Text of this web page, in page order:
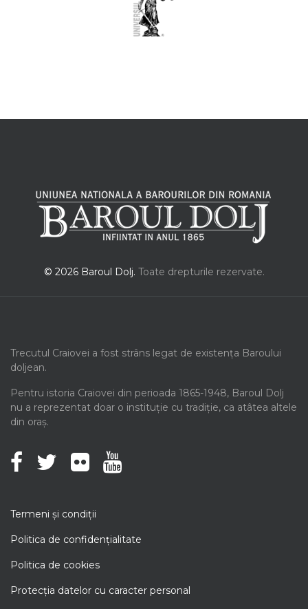
© 2026 Baroul Dolj. Toate drepturile rezervate.
Trecutul Craiovei a fost strâns legat de existența Baroului
doljean.
Pentru istoria Craiovei din perioada 1865-1948, Baroul Dolj
nu a reprezentat doar o instituție cu tradiție, ca atâtea altele
din oraș.
Termeni şi condiţii
Politica de confidenţialitate
Politica de cookies
Protecţia datelor cu caracter personal